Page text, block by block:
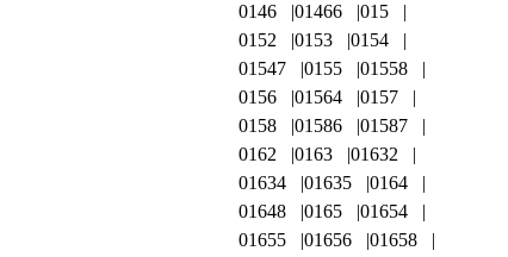
0146
01466
015
0152
0153
0154
01547
0155
01558
0156
01564
0157
0158
01586
01587
0162
0163
01632
01634
01635
0164
01648
0165
01654
01655
01656
01658